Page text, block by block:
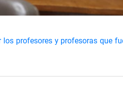
profesores y profesoras que